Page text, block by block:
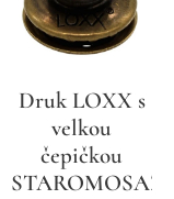
Druk LOXX s
velkou
čepičkou
STAROMOSAZ